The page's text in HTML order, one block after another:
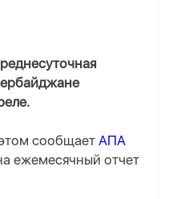
сообщает АПА
ежемесячный отчет